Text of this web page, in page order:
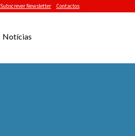
Subscrever Newsletter Contactos
Notícias